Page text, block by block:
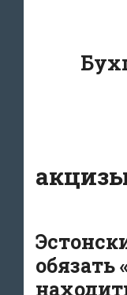
содержанию
обязать